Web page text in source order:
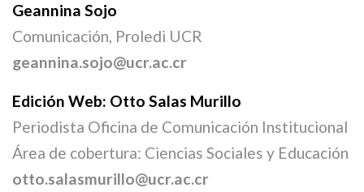
Geannina Sojo
Comunicación, Proledi UCR
geannina.sojo@ucr.ac.cr
Edición Web: Otto Salas Murillo
Periodista Oficina de Comunicación Institucional
Área de cobertura: Ciencias Sociales y Educación
otto.salasmurillo@ucr.ac.cr